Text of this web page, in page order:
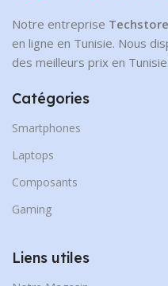
Notre entreprise Techstore
en ligne en Tunisie. Nous
des meilleurs prix en Tunisie.
Catégories
Smartphones
Laptops
Composants
Gaming
Liens utiles